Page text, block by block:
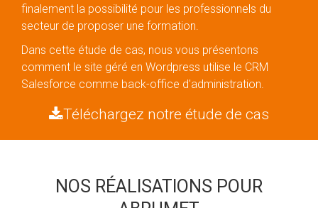
finalement la possibilité pour les professionnels du
secteur de proposer une formation.
Dans cette étude de cas, nous vous présentons
comment le site géré en Wordpress utilise le CRM
Salesforce comme back-office d'administration.
Téléchargez notre étude de cas
NOS RÉALISATIONS POUR